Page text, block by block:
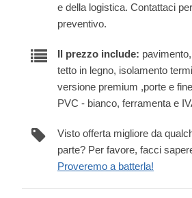
e della logistica. Contattaci
preventivo.
Il prezzo include:
tetto in legno, isolamento
versione premium ,porte e
PVC - bianco, ferramenta e
Visto offerta migliore da
parte? Per favore, facci
Proveremo a batterla!